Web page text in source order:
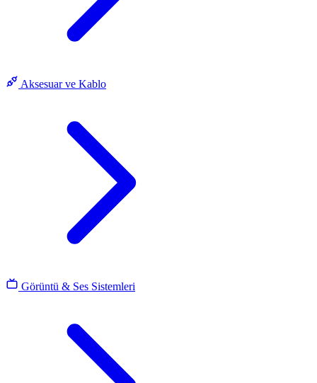
Aksesuar ve Kablo
Görüntü & Ses Sistemleri